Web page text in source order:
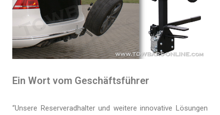
Ein Wort vom Geschäftsführer
“Unsere Reserveradhalter und weitere innovative Lösungen